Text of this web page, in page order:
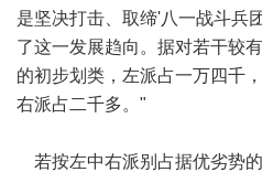
是坚决打击、取缔'八一战斗兵
了这一发展趋向。据对若干较
的初步划类，左派占一万四千
右派占二千多。"
若按左中右派别占据优劣势